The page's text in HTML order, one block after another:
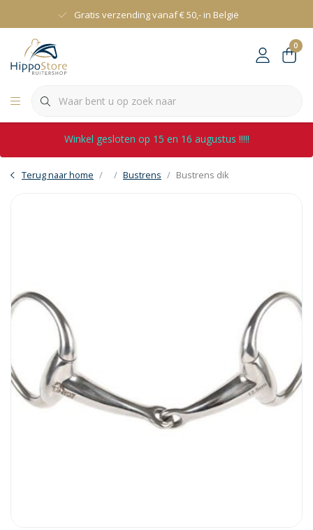
Gratis verzending vanaf € 50,- in België
0
Winkel gesloten op 15 en 16 augustus !!!!!
Terug naar home Bustrens Bustrens dik